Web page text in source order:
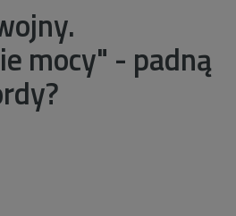
mocy" - padną